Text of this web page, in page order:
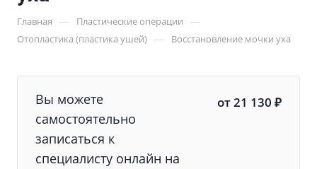
Главная — Пластические операции —
Отопластика (пластика ушей) — Восстановление мочки уха
Вы можете
самостоятельно
записаться к
специалисту онлайн на
от 21 130 ₽